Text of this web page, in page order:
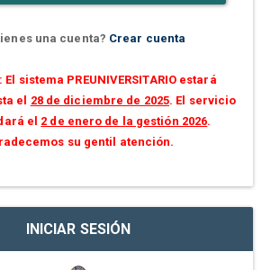
una cuenta? Crear cuenta
El sistema PREUNIVERSITARIO estará
el 28 de diciembre de 2025. El servicio
el 2 de enero de la gestión 2026.
su gentil atención.
INICIAR SESIÓN